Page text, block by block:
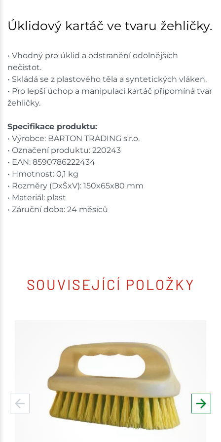
Bystřice 2 ks
Mohelnice
Skladem na prodejně - doručení do 7 dnů
Nové Město
Skladem na prodejně - doručení do 7 dnů
Skladové množství na prodejnách je pouze orientační.
Ceny na prodejnách se mohou lišit od cen na e-
shopu.
Úklidový kartáč ve tvaru žehličky.
• Vhodný pro úklid a odstranění odolnějších
nečistot.
• Skládá se z plastového těla a syntetických vláken.
• Pro lepší úchop a manipulaci kartáč připomíná tvar
žehličky.
Specifikace produktu:
• Výrobce: BARTON TRADING s.r.o.
• Označení produktu: 220243
• EAN: 8590786222434
• Hmotnost: 0,1 kg
• Rozměry (DxŠxV): 150x65x80 mm
• Materiál: plast
• Záruční doba: 24 měsíců
SOUVISEJÍCÍ POLOŽKY